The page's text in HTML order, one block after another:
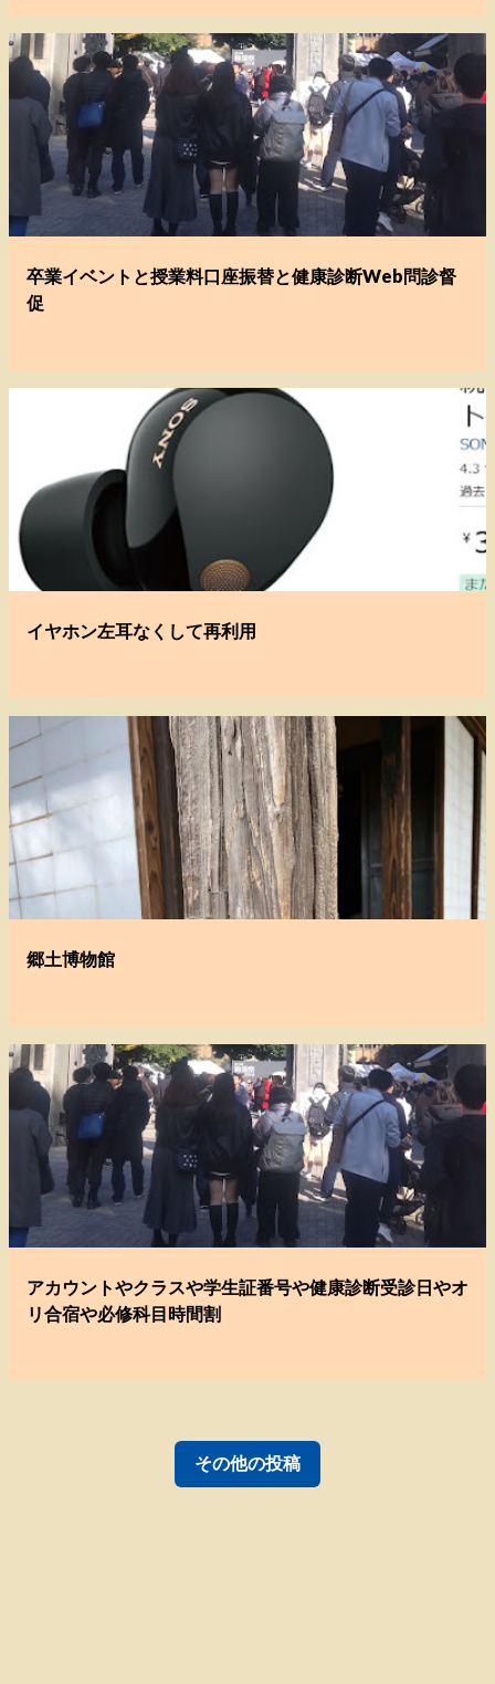
卒業イベントと授業料口座振替と健康診断Web問診督
促
イヤホン左耳なくして再利用
郷土博物館
アカウントやクラスや学生証番号や健康診断受診日やオ
リ合宿や必修科目時間割
その他の投稿